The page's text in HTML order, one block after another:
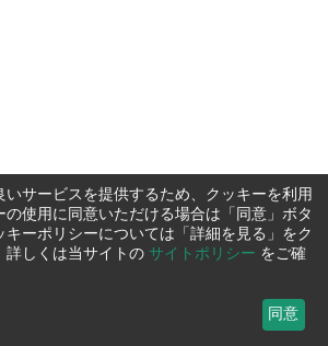
いサービスを提供するため、クッキーを利用
の使用に同意いただける場合は「同意」ボタ
キーポリシーについては「詳細を見る」をク
詳しくは当サイトの サイトポリシー をご確
同意